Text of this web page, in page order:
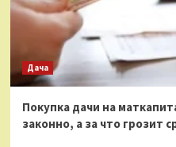
Дача
Покупка дачи на
законно, а за что грозит